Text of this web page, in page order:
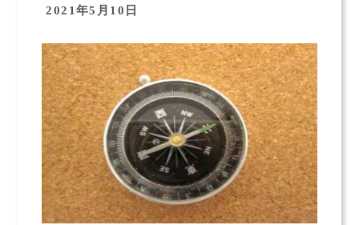
2021年5月10日